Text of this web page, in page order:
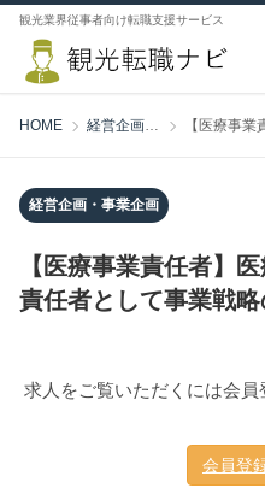
観光業界従事者向け転職支援サービス
HOME 経営企画・事業企画
経営企画・事業企画
【医療事業責任者】
責任者として事業戦
求人をご覧いただくには会員
会員登